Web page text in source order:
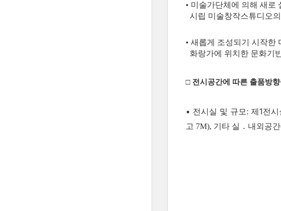
• 미술가단체에 의해 새로
시립 미술창작스튜디오
• 새롭게 조성되기 시작한
화랑가에 위치한 문화기
□ 전시공간에 따른 출품방
• 전시실 및 규모: 제1전
고 7M), 기타 실 ․ 내외공